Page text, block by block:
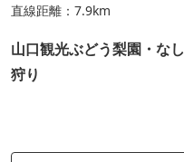
直線距離：7.9km
山口観光ぶどう梨園・なし
狩り